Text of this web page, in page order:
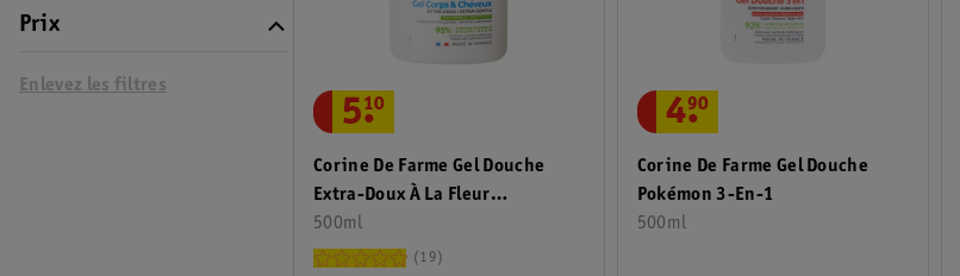
Prix
Enlevez les filtres
Corine De Farme Gel Douche
Extra-Doux À La Fleur
D'Amandier
500ml
5.
10
19
Corine De Farme Gel Douche
Pokémon 3-En-1
500ml
4.
90